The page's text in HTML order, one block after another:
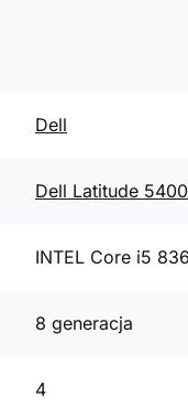
Dell
Dell Latitude
INTEL Core i5
8 generacja
4